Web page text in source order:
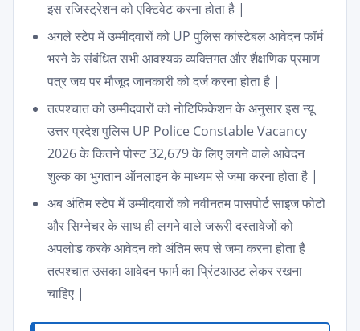
इस रजिस्ट्रेशन को एक्टिवेट करना होता है |
अगले स्टेप में उम्मीदवारों को UP पुलिस कांस्टेबल आवेदन फॉर्म
भरने के संबंधित सभी आवश्यक व्यक्तिगत और शैक्षणिक प्रमाण
पत्र जय पर मौजूद जानकारी को दर्ज करना होता है |
तत्पश्चात को उम्मीदवारों को नोटिफिकेशन के अनुसार इस न्यू
उत्तर प्रदेश पुलिस UP Police Constable Vacancy
2026 के कितने पोस्ट 32,679 के लिए लगने वाले आवेदन
शुल्क का भुगतान ऑनलाइन के माध्यम से जमा करना होता है |
अब अंतिम स्टेप में उम्मीदवारों को नवीनतम पासपोर्ट साइज फोटो
और सिग्नेचर के साथ ही लगने वाले जरूरी दस्तावेजों को
अपलोड करके आवेदन को अंतिम रूप से जमा करना होता है
तत्पश्चात उसका आवेदन फार्म का प्रिंटआउट लेकर रखना
चाहिए |